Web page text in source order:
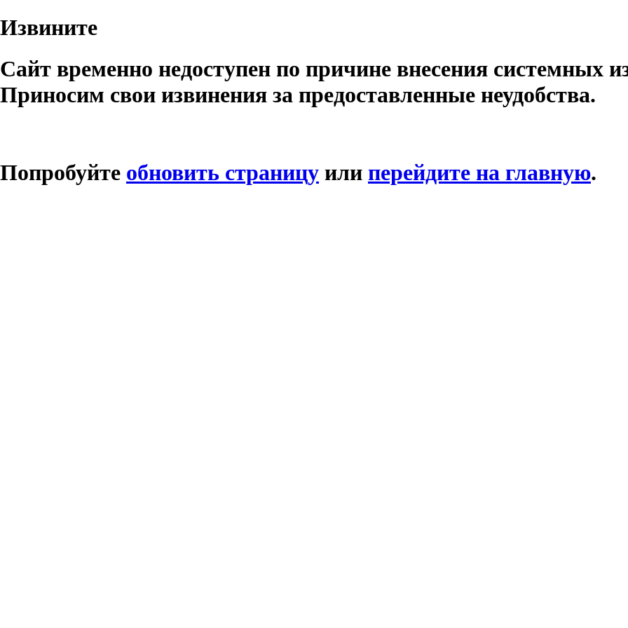
Извините
Сайт временно недоступен по причине внесения системных
Приносим свои извинения за предоставленные неудобства.
Попробуйте обновить страницу или перейдите на главную.